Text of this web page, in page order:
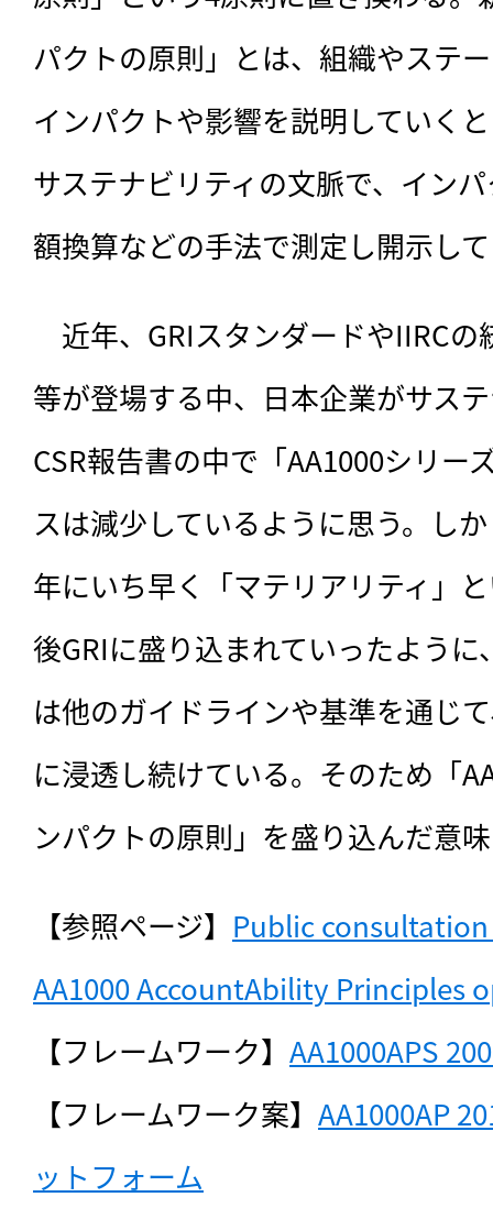
パクトの原則」とは、組織やステ
インパクトや影響を説明していく
サステナビリティの文脈で、イン
額換算などの手法で測定し開示し
近年、GRIスタンダードやIIRCの
等が登場する中、日本企業がサス
CSR報告書の中で「AA1000シリー
スは減少しているように思う。し
年にいち早く「マテリアリティ」
後GRIに盛り込まれていったように
は他のガイドラインや基準を通じ
に浸透し続けている。そのため「
ンパクトの原則」を盛り込んだ意
【参照ページ】 Public
AA1000 AccountAbility Principles
【フレームワーク】 AA1000APS
【フレームワーク案】 AA1000AP
ットフォーム